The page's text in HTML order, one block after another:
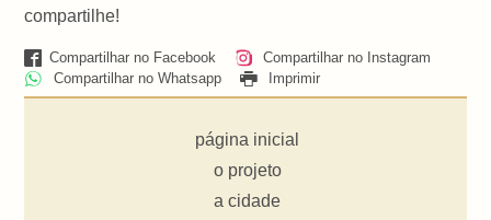
compartilhe!
Compartilhar no Facebook
Compartilhar no Instagram
Compartilhar no Whatsapp
Imprimir
página inicial
o projeto
a cidade